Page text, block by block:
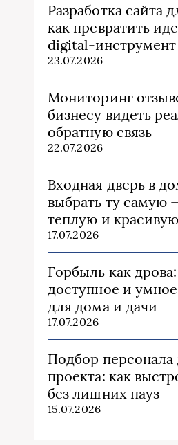
Разработка сайта
как превратить
digital-инструмент
23.07.2026
Мониторинг
бизнесу видеть
обратную связь
22.07.2026
Входная дверь в
выбрать ту самую
теплую и красивую
17.07.2026
Горбыль как
доступное и
для дома и дачи
17.07.2026
Подбор персонала
проекта: как
без лишних пауз
15.07.2026